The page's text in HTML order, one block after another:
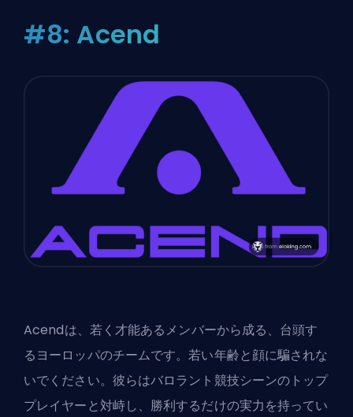
#8: Acend
Acendは、若く才能あるメンバーから成る、台頭す
るヨーロッパのチームです。若い年齢と顔に騙されな
いでください。彼らはバロラント競技シーンのトップ
プレイヤーと対峙し、勝利するだけの実力を持ってい